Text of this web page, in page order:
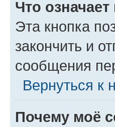
Что
Эта кнопка
закончить и
сообщения
Вернуться к
Почему моё